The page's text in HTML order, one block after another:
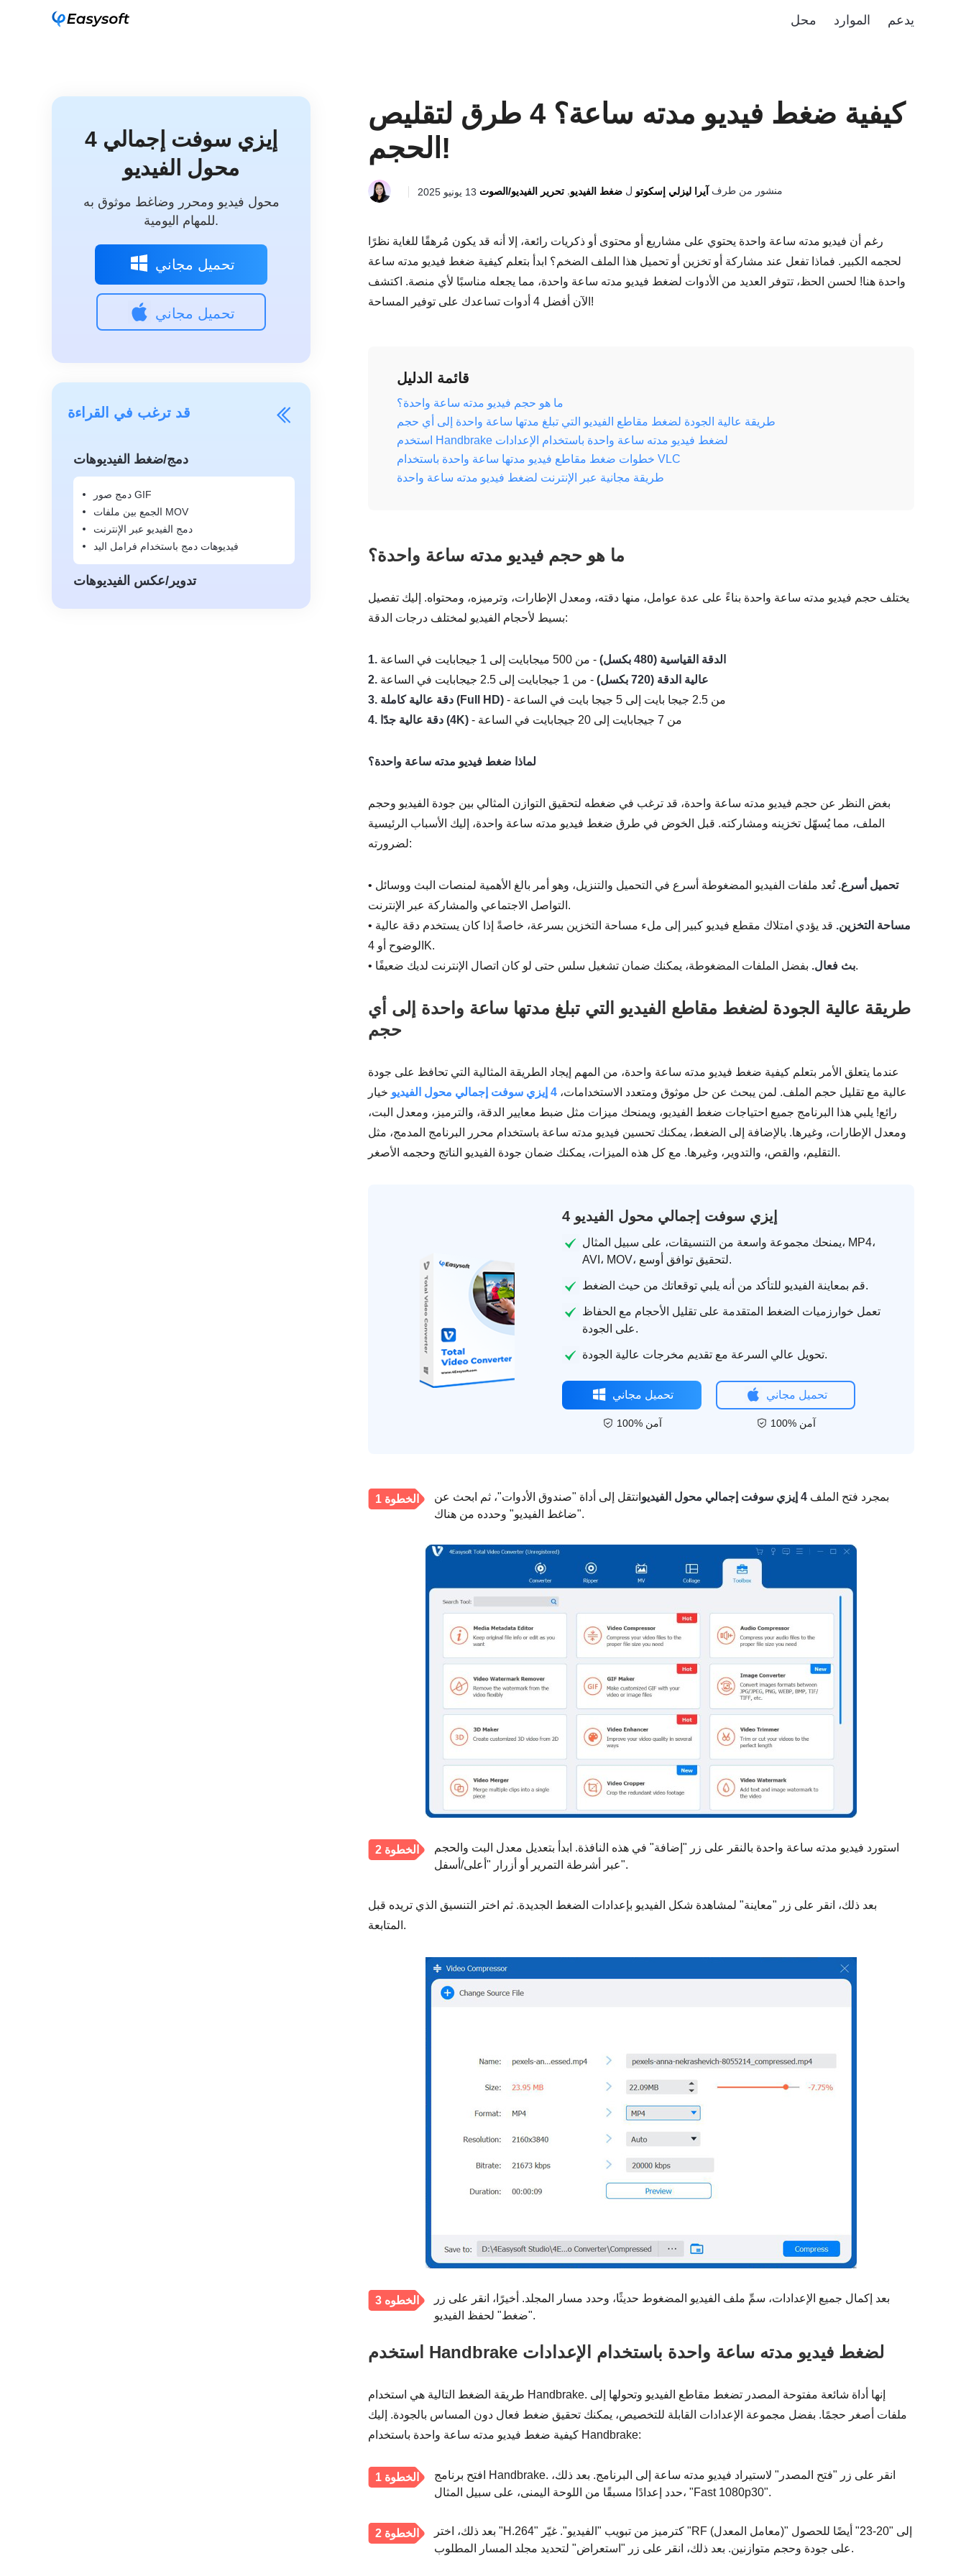
محل الموارد يدعم
4 إيزي سوفت إجمالي
محول الفيديو
محول فيديو ومحرر وضاغط موثوق به
للمهام اليومية.
تحميل مجاني
تحميل مجاني
قد ترغب في القراءة
دمج/ضغط الفيديوهات
دمج صور GIF
الجمع بين ملفات MOV
دمج الفيديو عبر الإنترنت
فيديوهات دمج باستخدام فرامل اليد
تدوير/عكس الفيديوهات
كيفية ضغط فيديو مدته ساعة؟ 4 طرق لتقليص
الحجم!
منشور من طرف آيرا ليزلي إسكوتو ل ضغط الفيديو, تحرير الفيديو/الصوت 13 يونيو 2025
رغم أن فيديو مدته ساعة واحدة يحتوي على مشاريع أو محتوى أو ذكريات رائعة، إلا أنه قد يكون مُرهقًا للغاية نظرًا
لحجمه الكبير. فماذا تفعل عند مشاركة أو تخزين أو تحميل هذا الملف الضخم؟ ابدأ بتعلم كيفية ضغط فيديو مدته ساعة
واحدة هنا! لحسن الحظ، تتوفر العديد من الأدوات لضغط فيديو مدته ساعة واحدة، مما يجعله مناسبًا لأي منصة. اكتشف
الآن أفضل 4 أدوات تساعدك على توفير المساحة!
قائمة الدليل
ما هو حجم فيديو مدته ساعة واحدة؟
طريقة عالية الجودة لضغط مقاطع الفيديو التي تبلغ مدتها ساعة واحدة إلى أي حجم
استخدم Handbrake لضغط فيديو مدته ساعة واحدة باستخدام الإعدادات
خطوات ضغط مقاطع فيديو مدتها ساعة واحدة باستخدام VLC
طريقة مجانية عبر الإنترنت لضغط فيديو مدته ساعة واحدة
ما هو حجم فيديو مدته ساعة واحدة؟
يختلف حجم فيديو مدته ساعة واحدة بناءً على عدة عوامل، منها دقته، ومعدل الإطارات، وترميزه، ومحتواه. إليك تفصيل
بسيط لأحجام الفيديو لمختلف درجات الدقة:
1. الدقة القياسية (480 بكسل)
- من 500 ميجابايت إلى 1 جيجابايت في الساعة
2. عالية الدقة (720 بكسل)
- من 1 جيجابايت إلى 2.5 جيجابايت في الساعة
3. دقة عالية كاملة (Full HD)
- من 2.5 جيجا بايت إلى 5 جيجا بايت في الساعة
4. دقة عالية جدًا (4K)
- من 7 جيجابايت إلى 20 جيجابايت في الساعة
لماذا ضغط فيديو مدته ساعة واحدة؟
بغض النظر عن حجم فيديو مدته ساعة واحدة، قد ترغب في ضغطه لتحقيق التوازن المثالي بين جودة الفيديو وحجم
الملف، مما يُسهّل تخزينه ومشاركته. قبل الخوض في طرق ضغط فيديو مدته ساعة واحدة، إليك الأسباب الرئيسية
لضرورته:
• تحميل أسرع. تُعد ملفات الفيديو المضغوطة أسرع في التحميل والتنزيل، وهو أمر بالغ الأهمية لمنصات البث ووسائل
التواصل الاجتماعي والمشاركة عبر الإنترنت.
•
مساحة التخزين. قد يؤدي امتلاك مقطع فيديو كبير إلى ملء مساحة التخزين بسرعة، خاصةً إذا كان يستخدم دقة عالية
الوضوح أو 4K.
•
بث فعال.بفضل الملفات المضغوطة، يمكنك ضمان تشغيل سلس حتى لو كان اتصال الإنترنت لديك ضعيفًا.
طريقة عالية الجودة لضغط مقاطع الفيديو التي تبلغ مدتها ساعة واحدة إلى أي
حجم
عندما يتعلق الأمر بتعلم كيفية ضغط فيديو مدته ساعة واحدة، من المهم إيجاد الطريقة المثالية التي تحافظ على جودة
عالية مع تقليل حجم الملف. لمن يبحث عن حل موثوق ومتعدد الاستخدامات، 4 إيزي سوفت إجمالي محول الفيديو
خيار
رائع! يلبي هذا البرنامج جميع احتياجات ضغط الفيديو، ويمنحك ميزات مثل ضبط معايير الدقة، والترميز، ومعدل البت،
ومعدل الإطارات، وغيرها. بالإضافة إلى الضغط، يمكنك تحسين فيديو مدته ساعة باستخدام محرر البرنامج المدمج، مثل
التقليم، والقص، والتدوير، وغيرها. مع كل هذه الميزات، يمكنك ضمان جودة الفيديو الناتج وحجمه الأصغر.
4 إيزي سوفت إجمالي محول الفيديو
يمنحك مجموعة واسعة من التنسيقات، على سبيل المثال، MP4،
AVI، MOV، لتحقيق توافق أوسع.
قم بمعاينة الفيديو للتأكد من أنه يلبي توقعاتك من حيث الضغط.
تعمل خوارزميات الضغط المتقدمة على تقليل الأحجام مع الحفاظ
على الجودة.
تحويل عالي السرعة مع تقديم مخرجات عالية الجودة.
تحميل مجاني
100% آمن
تحميل مجاني
100% آمن
الخطوة 1 بمجرد فتح الملف 4 إيزي سوفت إجمالي محول الفيديو
انتقل إلى أداة "صندوق الأدوات"، ثم ابحث عن
"ضاغط الفيديو" وحدده من هناك.
الخطوة 2
استورد فيديو مدته ساعة واحدة بالنقر على زر "إضافة" في هذه النافذة. ابدأ بتعديل معدل البت والحجم
عبر أشرطة التمرير أو أزرار "أعلى/أسفل".
بعد ذلك، انقر على زر "معاينة" لمشاهدة شكل الفيديو بإعدادات الضغط الجديدة. ثم اختر التنسيق الذي تريده قبل
المتابعة.
الخطوه 3
بعد إكمال جميع الإعدادات، سمِّ ملف الفيديو المضغوط حديثًا، وحدد مسار المجلد. أخيرًا، انقر على زر
"ضغط" لحفظ الفيديو.
استخدم Handbrake لضغط فيديو مدته ساعة واحدة باستخدام الإعدادات
طريقة الضغط التالية هي استخدام Handbrake. إنها أداة شائعة مفتوحة المصدر تضغط مقاطع الفيديو وتحولها إلى
ملفات أصغر حجمًا. بفضل مجموعة الإعدادات القابلة للتخصيص، يمكنك تحقيق ضغط فعال دون المساس بالجودة. إليك
كيفية ضغط فيديو مدته ساعة واحدة باستخدام Handbrake:
الخطوة 1
افتح برنامج Handbrake. انقر على زر "فتح المصدر" لاستيراد فيديو مدته ساعة إلى البرنامج. بعد ذلك،
حدد إعدادًا مسبقًا من اللوحة اليمنى، على سبيل المثال، "Fast 1080p30".
الخطوة 2
بعد ذلك، اختر "H.264" كترميز من تبويب "الفيديو". غيّر "RF (معامل المعدل)" إلى "20-23" أيضًا للحصول
على جودة وحجم متوازنين. بعد ذلك، انقر على زر "استعراض" لتحديد مجلد المسار المطلوب.